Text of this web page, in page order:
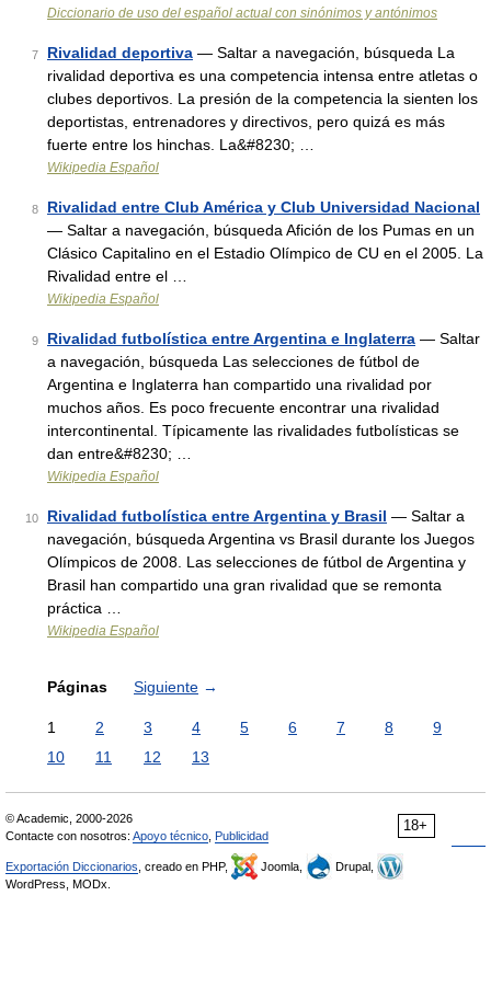
Diccionario de uso del español actual con sinónimos y antónimos
7 Rivalidad deportiva — Saltar a navegación, búsqueda La
rivalidad deportiva es una competencia intensa entre atletas o
clubes deportivos. La presión de la competencia la sienten los
deportistas, entrenadores y directivos, pero quizá es más
fuerte entre los hinchas. La&#8230; …
Wikipedia Español
8
Rivalidad entre Club América y Club Universidad Nacional
— Saltar a navegación, búsqueda Afición de los Pumas en un
Clásico Capitalino en el Estadio Olímpico de CU en el 2005. La
Rivalidad entre el …
Wikipedia Español
9 Rivalidad futbolística entre Argentina e Inglaterra — Saltar
a navegación, búsqueda Las selecciones de fútbol de
Argentina e Inglaterra han compartido una rivalidad por
muchos años. Es poco frecuente encontrar una rivalidad
intercontinental. Típicamente las rivalidades futbolísticas se
dan entre&#8230; …
Wikipedia Español
10 Rivalidad futbolística entre Argentina y Brasil — Saltar a
navegación, búsqueda Argentina vs Brasil durante los Juegos
Olímpicos de 2008. Las selecciones de fútbol de Argentina y
Brasil han compartido una gran rivalidad que se remonta
práctica …
Wikipedia Español
Páginas Siguiente →
1 2 3 4 5 6 7 8
9
10
11 12 13
18+
© Academic, 2000-2026
Contacte con nosotros: Apoyo técnico Publicidad
Exportación Diccionarios , creado en PHP, Joomla,
Drupal,
WordPress, MODx.